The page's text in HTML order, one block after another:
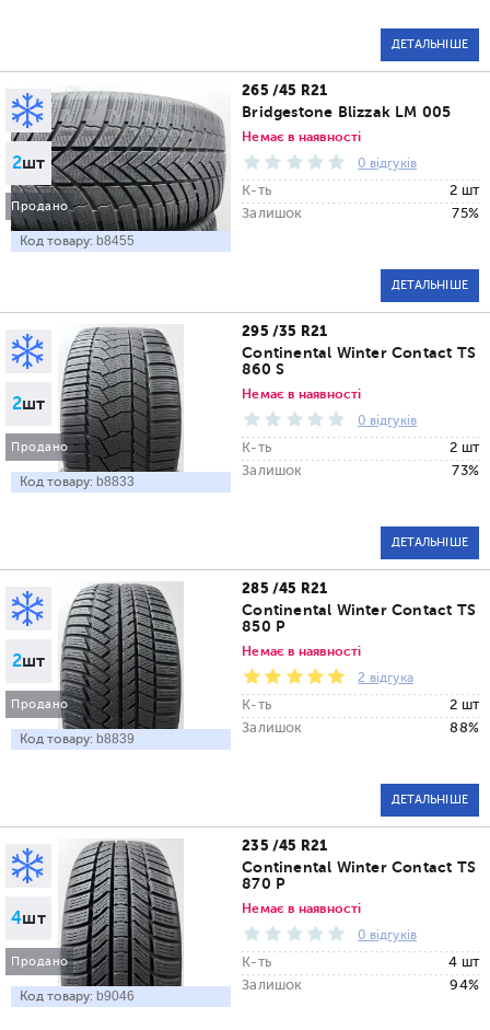
ДЕТАЛЬНІШЕ
2шт
Продано
Код товару: b8455
265 /45 R21
Bridgestone Blizzak LM 005
Немає в наявності
0 відгуків
К-ть
2 шт
Залишок
75%
ДЕТАЛЬНІШЕ
2шт
Продано
Код товару: b8833
295 /35 R21
Continental Winter Contact TS
860 S
Немає в наявності
0 відгуків
К-ть
2 шт
Залишок
73%
ДЕТАЛЬНІШЕ
2шт
Продано
Код товару: b8839
285 /45 R21
Continental Winter Contact TS
850 P
Немає в наявності
2 відгука
К-ть
2 шт
Залишок
88%
ДЕТАЛЬНІШЕ
4шт
Продано
Код товару: b9046
235 /45 R21
Continental Winter Contact TS
870 P
Немає в наявності
0 відгуків
К-ть
4 шт
Залишок
94%